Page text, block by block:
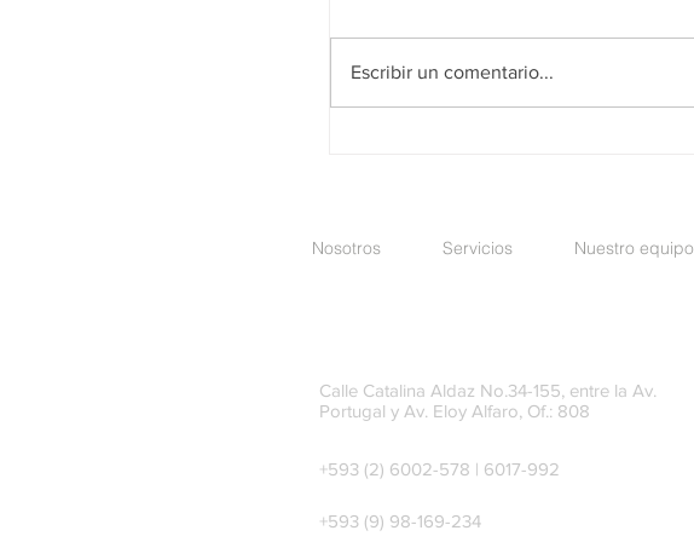
beneficiarios finales y conformación
societaria
Escribir un comentario...
Nosotros Servicios Nuestro equipo
Calle Catalina Aldaz No.34-155, entre la Av.
Portugal y Av. Eloy Alfaro, Of.: 808
+593 (2) 6002-578 | 6017-992
+593 (9) 98-169-234